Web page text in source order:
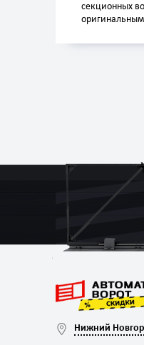
секционных
Нижний